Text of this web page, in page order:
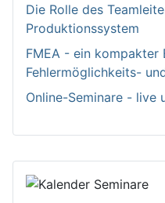
Die Rolle des
Produktionssystem
FMEA - ein kompakter
Fehlermöglichkeits-
Online-Seminare - live